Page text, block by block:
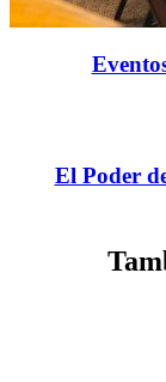
El Poder